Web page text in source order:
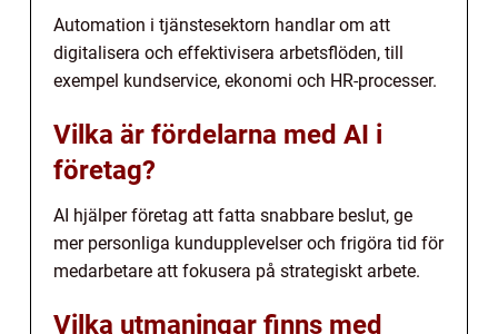
Automation i tjänstesektorn handlar om att
digitalisera och effektivisera arbetsflöden, till
exempel kundservice, ekonomi och HR-processer.
Vilka är fördelarna med AI i
företag?
AI hjälper företag att fatta snabbare beslut, ge
mer personliga kundupplevelser och frigöra tid för
medarbetare att fokusera på strategiskt arbete.
Vilka utmaningar finns med